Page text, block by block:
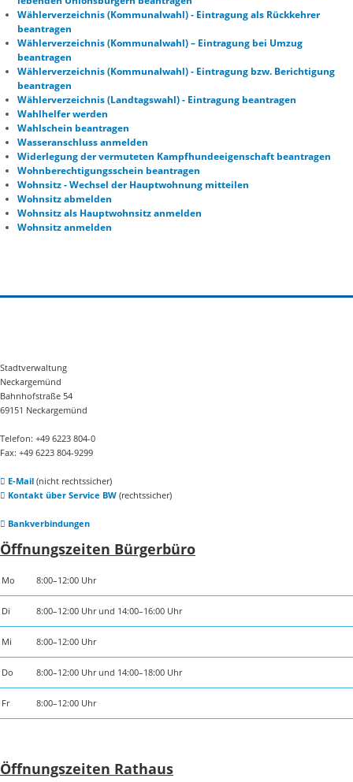
Wählerverzeichnis (Kommunalwahl) - Eintragung als Rückkehrer
beantragen
Wählerverzeichnis (Kommunalwahl) – Eintragung bei Umzug
beantragen
Wählerverzeichnis (Kommunalwahl) - Eintragung bzw. Berichtigung
beantragen
Wählerverzeichnis (Landtagswahl) - Eintragung beantragen
Wahlhelfer werden
Wahlschein beantragen
Wasseranschluss anmelden
Widerlegung der vermuteten Kampfhundeeigenschaft beantragen
Wohnberechtigungsschein beantragen
Wohnsitz - Wechsel der Hauptwohnung mitteilen
Wohnsitz abmelden
Wohnsitz als Hauptwohnsitz anmelden
Wohnsitz anmelden
Stadtverwaltung
Neckargemünd
Bahnhofstraße 54
69151 Neckargemünd
Telefon: +49 6223 804-0
Fax: +49 6223 804-9299
E-Mail(nicht rechtssicher)
Kontakt über Service BW(rechtssicher)
Bankverbindungen
Öffnungszeiten Bürgerbüro
Mo 8:00–12:00 Uhr
Di 8:00–12:00 Uhr und 14:00–16:00 Uhr
Mi 8:00–12:00 Uhr
Do 8:00–12:00 Uhr und 14:00–18:00 Uhr
Fr 8:00–12:00 Uhr
Öffnungszeiten Rathaus